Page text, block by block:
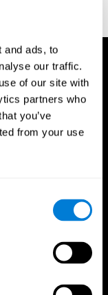
and ads, to
our traffic.
of our site with
partners who
you’ve
from your use